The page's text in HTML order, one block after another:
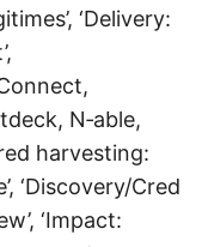
‘Delivery:
N‑able,
harvesting:
‘Discovery/Cred
‘Impact: